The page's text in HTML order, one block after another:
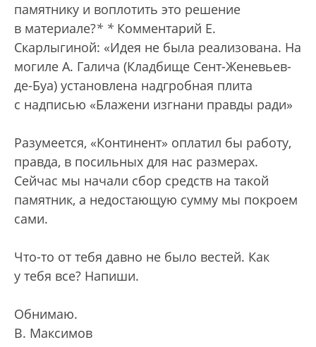
памятнику и воплотить это решение
в материале?* * Комментарий Е.
Скарлыгиной: «Идея не была реализована. На
могиле А. Галича (Кладбище Сент-Женевьев-
де-Буа) установлена надгробная плита
с надписью «Блажени изгнани правды ради»
Разумеется, «Континент» оплатил бы работу,
правда, в посильных для нас размерах.
Сейчас мы начали сбор средств на такой
памятник, а недостающую сумму мы покроем
сами.
Что-то от тебя давно не было вестей. Как
у тебя все? Напиши.
Обнимаю.
В. Максимов